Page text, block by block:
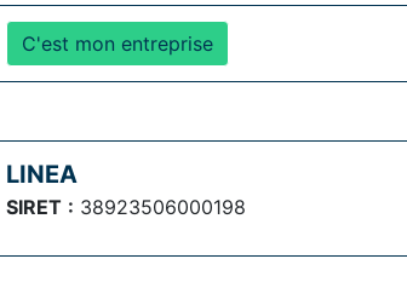
C'est mon entreprise
LINEA
SIRET : 38923506000198